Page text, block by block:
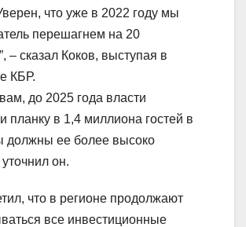
что уже в 2022 году мы
перешагнем на 20
– сказал Коков, выступая в
КБР.
до 2025 года власти
планку в 1,4 миллиона гостей в
должны ее более высоко
уточнил он.
что в регионе продолжают
все инвестиционные